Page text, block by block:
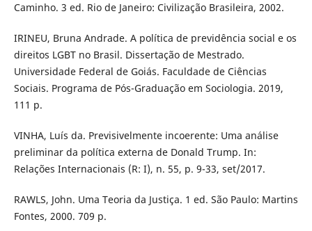
Caminho. 3 ed. Rio de Janeiro: Civilização Brasileira, 2002.
IRINEU, Bruna Andrade. A política de previdência social e os
direitos LGBT no Brasil. Dissertação de Mestrado.
Universidade Federal de Goiás. Faculdade de Ciências
Sociais. Programa de Pós-Graduação em Sociologia. 2019,
111 p.
VINHA, Luís da. Previsivelmente incoerente: Uma análise
preliminar da política externa de Donald Trump. In:
Relações Internacionais (R: I), n. 55, p. 9-33, set/2017.
RAWLS, John. Uma Teoria da Justiça. 1 ed. São Paulo: Martins
Fontes, 2000. 709 p.